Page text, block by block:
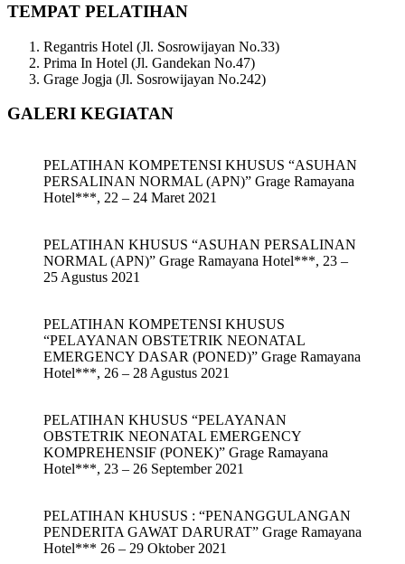
TEMPAT PELATIHAN
Regantris Hotel (Jl. Sosrowijayan No.33)
Prima In Hotel (Jl. Gandekan No.47)
Grage Jogja (Jl. Sosrowijayan No.242)
GALERI KEGIATAN
PELATIHAN KOMPETENSI KHUSUS “ASUHAN
PERSALINAN NORMAL (APN)” Grage Ramayana
Hotel***, 22 – 24 Maret 2021
PELATIHAN KHUSUS “ASUHAN PERSALINAN
NORMAL (APN)” Grage Ramayana Hotel***, 23 –
25 Agustus 2021
PELATIHAN KOMPETENSI KHUSUS
“PELAYANAN OBSTETRIK NEONATAL
EMERGENCY DASAR (PONED)” Grage Ramayana
Hotel***, 26 – 28 Agustus 2021
PELATIHAN KHUSUS “PELAYANAN
OBSTETRIK NEONATAL EMERGENCY
KOMPREHENSIF (PONEK)” Grage Ramayana
Hotel***, 23 – 26 September 2021
PELATIHAN KHUSUS : “PENANGGULANGAN
PENDERITA GAWAT DARURAT” Grage Ramayana
Hotel*** 26 – 29 Oktober 2021